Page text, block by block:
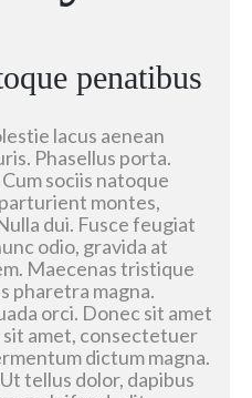
penatibus
lacus aenean
Phasellus porta.
sociis natoque
montes,
dui. Fusce feugiat
odio, gravida at
Maecenas tristique
pharetra magna.
orci. Donec sit amet
sit amet, consectetuer
dictum magna.
tellus dolor, dapibus